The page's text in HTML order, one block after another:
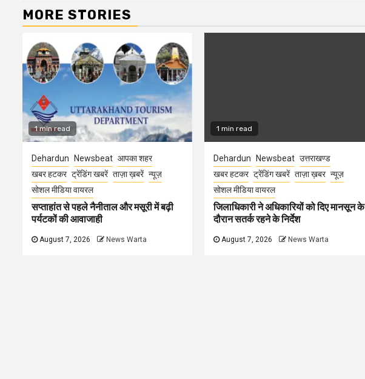
MORE STORIES
1 min read
Dehardun Newsbeat आपका शहर
खबर हटकर ट्रेंडिंग खबरें ताज़ा ख़बरें न्यूज़
सोशल मीडिया वायरल
सप्ताहांत से पहले नैनीताल और मसूरी में बढ़ी
पर्यटकों की आवाजाही
August 7, 2026 News Warta
1 min read
Dehardun Newsbeat उत्तराखण्ड
खबर हटकर ट्रेंडिंग खबरें ताज़ा ख़बर न्यूज़
सोशल मीडिया वायरल
जिलाधिकारी ने अधिकारियों को दिए मानसून के
दौरान सतर्क रहने के निर्देश
August 7, 2026 News Warta